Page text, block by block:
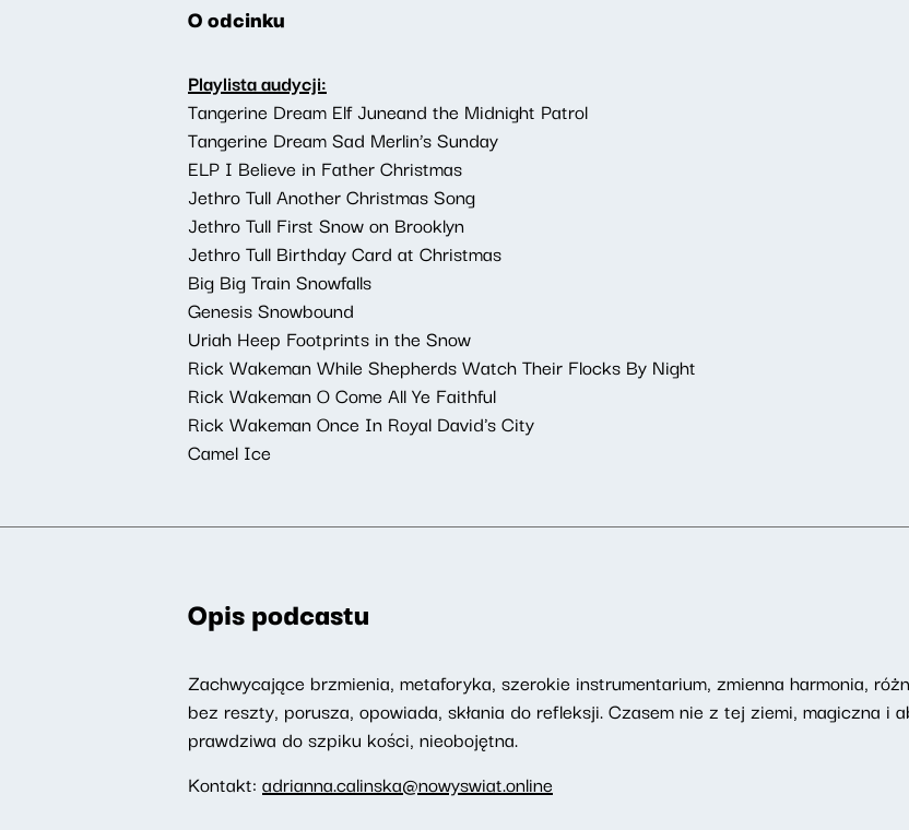
O odcinku
Playlista audycji:
Tangerine Dream Elf Juneand the Midnight Patrol
Tangerine Dream Sad Merlin’s Sunday
ELP I Believe in Father Christmas
Jethro Tull Another Christmas Song
Jethro Tull First Snow on Brooklyn
Jethro Tull Birthday Card at Christmas
Big Big Train Snowfalls
Genesis Snowbound
Uriah Heep Footprints in the Snow
Rick Wakeman While Shepherds Watch Their Flocks By Night
Rick Wakeman O Come All Ye Faithful
Rick Wakeman Once In Royal David's City
Camel Ice
Opis podcastu
Zachwycające brzmienia, metaforyka, szerokie instrumentarium, zmienna harmonia,
bez reszty, porusza, opowiada, skłania do refleksji. Czasem nie z tej ziemi, magiczna i
prawdziwa do szpiku kości, nieobojętna.
Kontakt: adrianna.calinska@nowyswiat.online